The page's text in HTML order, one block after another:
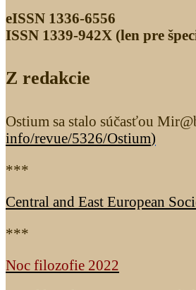
eISSN 1336-6556
ISSN 1339­-942X (len pre
Z redakcie
Ostium sa stalo súčasťou
info/revue/5326/Ostium)
***
Central and East European
***
Noc filozofie 2022